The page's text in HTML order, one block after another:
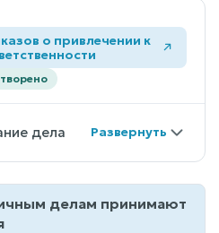
о привлечении к
дела
делам принимают